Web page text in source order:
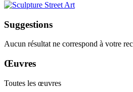
Suggestions
Aucun résultat ne correspond à votre
Œuvres
Toutes les œuvres